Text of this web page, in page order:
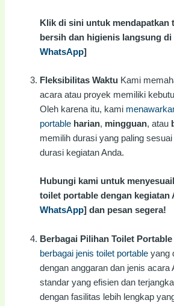
Klik di sini untuk mendapatkan
bersih dan higienis langsung
WhatsApp]
Fleksibilitas Waktu Kami
acara atau proyek memiliki
Oleh karena itu, kami
portable harian, mingguan, atau
memilih durasi yang paling
durasi kegiatan Anda.
Hubungi kami untuk
toilet portable dengan kegiatan
WhatsApp] dan pesan segera!
Berbagai Pilihan Toilet Portable
berbagai jenis toilet portable yang
dengan anggaran dan jenis acara
standar yang efisien dan
dengan fasilitas lebih lengkap